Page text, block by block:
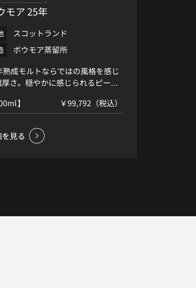
モア 25年
スコットランド
ボウモア蒸留所
熟成モルトならではの風格を感じ
厚さ。穏やかに感じられるピート
が際立ちます。 潮の香りが魅力の
モルトの中で最もバランスが良
地よいなめらかな スモーキーフレ
】 ￥99,792（税込）